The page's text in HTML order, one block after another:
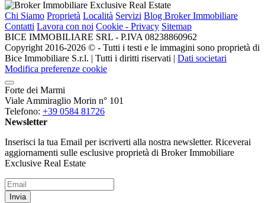
Chi Siamo Proprietà Località Servizi Blog Broker Immobiliare
Contatti Lavora con noi Cookie - Privacy Sitemap
BICE IMMOBILIARE SRL - P.IVA 08238860962
Copyright 2016-2026 ©️ - Tutti i testi e le immagini sono proprietà di
Bice Immobiliare S.r.l. | Tutti i diritti riservati | Dati societari
Modifica preferenze cookie
Forte dei Marmi
Viale Ammiraglio Morin n° 101
Telefono: +39 0584 81726
Newsletter
Inserisci la tua Email per iscriverti alla nostra newsletter. Riceverai
aggiornamenti sulle esclusive proprietà di Broker Immobiliare
Exclusive Real Estate
Invia